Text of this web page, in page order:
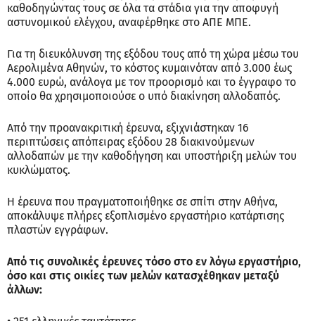
καθοδηγώντας τους σε όλα τα στάδια για την αποφυγή
αστυνομικού ελέγχου, αναφέρθηκε στο ΑΠΕ ΜΠΕ.
Για τη διευκόλυνση της εξόδου τους από τη χώρα μέσω του
Αερολιμένα Αθηνών, το κόστος κυμαινόταν από 3.000 έως
4.000 ευρώ, ανάλογα με τον προορισμό και το έγγραφο το
οποίο θα χρησιμοποιούσε ο υπό διακίνηση αλλοδαπός.
Από την προανακριτική έρευνα, εξιχνιάστηκαν 16
περιπτώσεις απόπειρας εξόδου 28 διακινούμενων
αλλοδαπών με την καθοδήγηση και υποστήριξη μελών του
κυκλώματος.
Η έρευνα που πραγματοποιήθηκε σε σπίτι στην Αθήνα,
αποκάλυψε πλήρες εξοπλισμένο εργαστήριο κατάρτισης
πλαστών εγγράφων.
Από τις συνολικές έρευνες τόσο στο εν λόγω εργαστήριο,
όσο και στις οικίες των μελών κατασχέθηκαν μεταξύ
άλλων: